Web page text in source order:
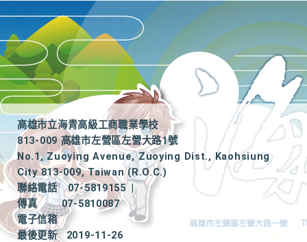
高雄市立海青高級工商職業學校
813-009 高雄市左營區左營大路1號
No.1, Zuoying Avenue, Zuoying Dist., Kaohsiung
City 813-009, Taiwan (R.O.C.)
聯絡電話
07-5819155
|
傳真
07-5810087
電子信箱
最後更新
2019-11-26